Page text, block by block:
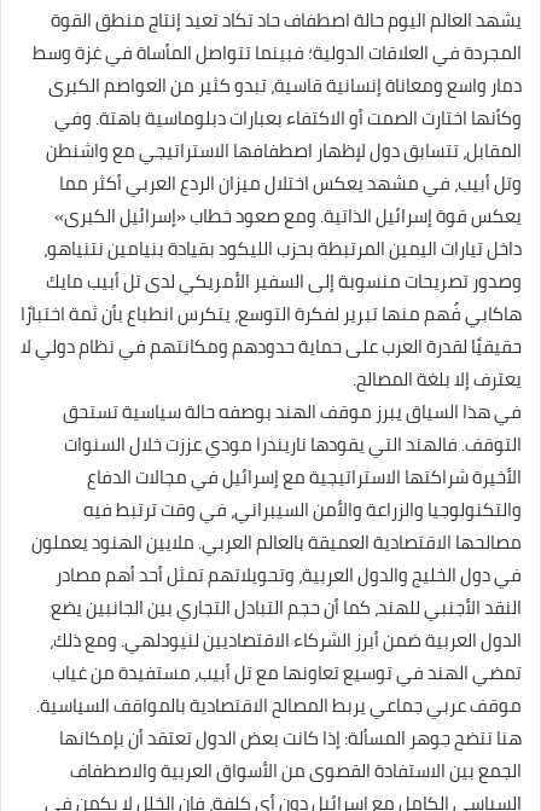
يشهد العالم اليوم حالة اصطفاف حاد تكاد تعيد إنتاج منطق القوة
المجردة في العلاقات الدولية؛ فبينما تتواصل المأساة في غزة وسط
دمار واسع ومعاناة إنسانية قاسية، تبدو كثير من العواصم الكبرى
وكأنها اختارت الصمت أو الاكتفاء بعبارات دبلوماسية باهتة. وفي
المقابل، تتسابق دول لإظهار اصطفافها الاستراتيجي مع واشنطن
وتل أبيب، في مشهد يعكس اختلال ميزان الردع العربي أكثر مما
يعكس قوة إسرائيل الذاتية. ومع صعود خطاب «إسرائيل الكبرى»
داخل تيارات اليمين المرتبطة بحزب الليكود بقيادة بنيامين نتنياهو،
وصدور تصريحات منسوبة إلى السفير الأمريكي لدى تل أبيب مايك
هاكابي فُهم منها تبرير لفكرة التوسع، يتكرس انطباع بأن ثمة اختبارًا
حقيقيًا لقدرة العرب على حماية حدودهم ومكانتهم في نظام دولي لا
يعترف إلا بلغة المصالح.
في هذا السياق يبرز موقف الهند بوصفه حالة سياسية تستحق
التوقف. فالهند التي يقودها ناريندرا مودي عززت خلال السنوات
الأخيرة شراكتها الاستراتيجية مع إسرائيل في مجالات الدفاع
والتكنولوجيا والزراعة والأمن السيبراني، في وقت ترتبط فيه
مصالحها الاقتصادية العميقة بالعالم العربي. ملايين الهنود يعملون
في دول الخليج والدول العربية، وتحويلاتهم تمثل أحد أهم مصادر
النقد الأجنبي للهند، كما أن حجم التبادل التجاري بين الجانبين يضع
الدول العربية ضمن أبرز الشركاء الاقتصاديين لنيودلهي. ومع ذلك،
تمضي الهند في توسيع تعاونها مع تل أبيب، مستفيدة من غياب
موقف عربي جماعي يربط المصالح الاقتصادية بالمواقف السياسية.
هنا تتضح جوهر المسألة: إذا كانت بعض الدول تعتقد أن بإمكانها
الجمع بين الاستفادة القصوى من الأسواق العربية والاصطفاف
السياسي الكامل مع إسرائيل دون أي كلفة، فإن الخلل لا يكمن في